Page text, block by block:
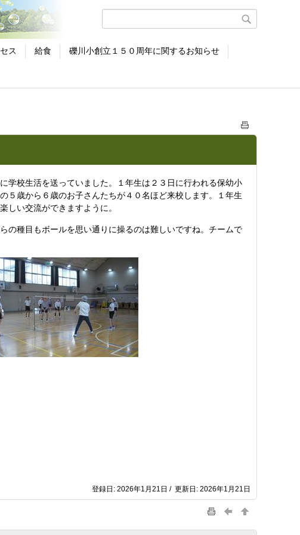
ス 給食 礫川小創立１５０周年に関するお知らせ
校生活を送っていました。１年生は２３日に行われる保幼小
５歳から６歳のお子さんたちが４０名ほど来校します。１年生
しい交流ができますように。
種目もボールを思い通りに操るのは難しいですね。チームで
登録日: 2026年1月21日 / 更新日: 2026年1月21日